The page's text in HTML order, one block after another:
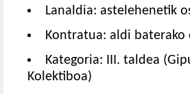
Lanaldia: astelehenetik
Kontratua: aldi
Kategoria: III. taldea
Kolektiboa)